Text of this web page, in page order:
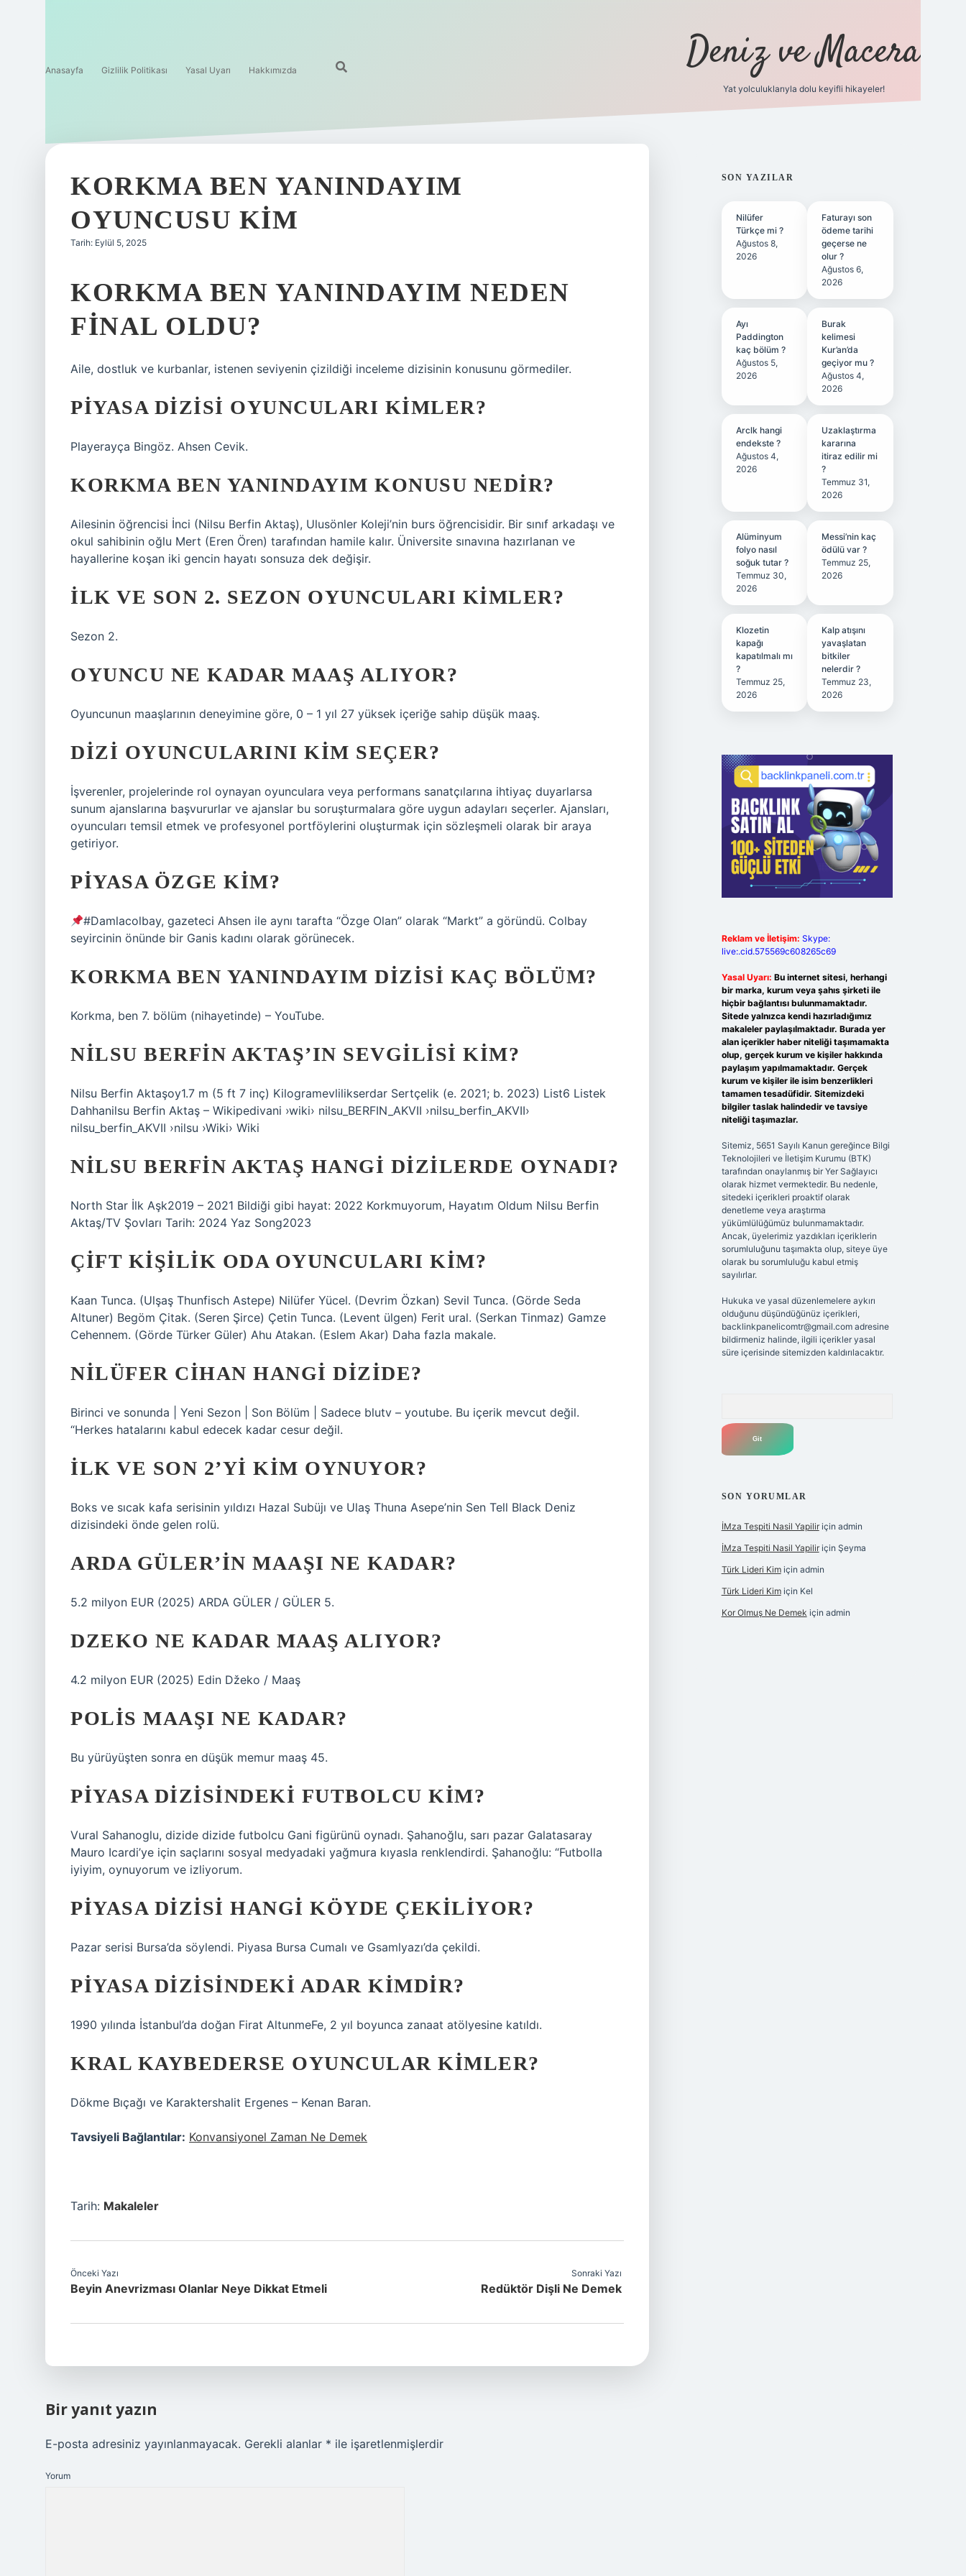
Anasayfa Gizlilik Politikası Yasal Uyarı Hakkımızda Deniz ve Macera
Yat yolculuklarıyla dolu keyifli hikayeler!
KORKMA BEN YANINDAYIM
OYUNCUSU KIM
Tarih: Eylül 5, 2025
KORKMA BEN YANINDAYIM NEDEN
FINAL OLDU?
Aile, dostluk ve kurbanlar, istenen seviyenin çizildiği inceleme dizisinin konusunu görmediler.
PIYASA DIZISI OYUNCULARI KIMLER?
Playerayça Bingöz. Ahsen Cevik.
KORKMA BEN YANINDAYIM KONUSU NEDIR?
Ailesinin öğrencisi İnci (Nilsu Berfin Aktaş), Ulusönler Koleji’nin burs öğrencisidir. Bir sınıf arkadaşı ve
okul sahibinin oğlu Mert (Eren Ören) tarafından hamile kalır. Üniversite sınavına hazırlanan ve
hayallerine koşan iki gencin hayatı sonsuza dek değişir.
İLK VE SON 2. SEZON OYUNCULARI KIMLER?
Sezon 2.
OYUNCU NE KADAR MAAŞ ALIYOR?
Oyuncunun maaşlarının deneyimine göre, 0 – 1 yıl 27 yüksek içeriğe sahip düşük maaş.
DIZI OYUNCULARINI KIM SEÇER?
İşverenler, projelerinde rol oynayan oyunculara veya performans sanatçılarına ihtiyaç duyarlarsa
sunum ajanslarına başvururlar ve ajanslar bu soruşturmalara göre uygun adayları seçerler. Ajansları,
oyuncuları temsil etmek ve profesyonel portföylerini oluşturmak için sözleşmeli olarak bir araya
getiriyor.
PIYASA ÖZGE KIM?
#Damlacolbay, gazeteci Ahsen ile aynı tarafta “Özge Olan” olarak “Markt” a göründü. Colbay
seyircinin önünde bir Ganis kadını olarak görünecek.
KORKMA BEN YANINDAYIM DIZISI KAÇ BÖLÜM?
Korkma, ben 7. bölüm (nihayetinde) – YouTube.
NILSU BERFIN AKTAŞ’IN SEVGILISI KIM?
Nilsu Berfin Aktaşoy1.7 m (5 ft 7 inç) Kilogramevlilikserdar Sertçelik (e. 2021; b. 2023) List6 Listek
Dahhanilsu Berfin Aktaş – Wikipedivani ›wiki› nilsu_BERFIN_AKVII ›nilsu_berfin_AKVII›
nilsu_berfin_AKVII ›nilsu ›Wiki› Wiki
NILSU BERFIN AKTAŞ HANGI DIZILERDE OYNADI?
North Star İlk Aşk2019 – 2021 Bildiği gibi hayat: 2022 Korkmuyorum, Hayatım Oldum Nilsu Berfin
Aktaş/TV Şovları Tarih: 2024 Yaz Song2023
ÇIFT KIŞILIK ODA OYUNCULARI KIM?
Kaan Tunca. (Ulşaş Thunfisch Astepe) Nilüfer Yücel. (Devrim Özkan) Sevil Tunca. (Görde Seda
Altuner) Begöm Çitak. (Seren Şirce) Çetin Tunca. (Levent ülgen) Ferit ural. (Serkan Tinmaz) Gamze
Cehennem. (Görde Türker Güler) Ahu Atakan. (Eslem Akar) Daha fazla makale.
NILÜFER CIHAN HANGI DIZIDE?
Birinci ve sonunda | Yeni Sezon | Son Bölüm | Sadece blutv – youtube. Bu içerik mevcut değil.
“Herkes hatalarını kabul edecek kadar cesur değil.
İLK VE SON 2’YI KIM OYNUYOR?
Boks ve sıcak kafa serisinin yıldızı Hazal Subüjı ve Ulaş Thuna Asepe’nin Sen Tell Black Deniz
dizisindeki önde gelen rolü.
ARDA GÜLER’IN MAAŞI NE KADAR?
5.2 milyon EUR (2025) ARDA GÜLER / GÜLER 5.
DZEKO NE KADAR MAAŞ ALIYOR?
4.2 milyon EUR (2025) Edin Džeko / Maaş
POLIS MAAŞI NE KADAR?
Bu yürüyüşten sonra en düşük memur maaş 45.
PIYASA DIZISINDEKI FUTBOLCU KIM?
Vural Sahanoglu, dizide dizide futbolcu Gani figürünü oynadı. Şahanoğlu, sarı pazar Galatasaray
Mauro Icardi’ye için saçlarını sosyal medyadaki yağmura kıyasla renklendirdi. Şahanoğlu: “Futbolla
iyiyim, oynuyorum ve izliyorum.
PIYASA DIZISI HANGI KÖYDE ÇEKILIYOR?
Pazar serisi Bursa’da söylendi. Piyasa Bursa Cumalı ve Gsamlyazı’da çekildi.
PIYASA DIZISINDEKI ADAR KIMDIR?
1990 yılında İstanbul’da doğan Firat AltunmeFe, 2 yıl boyunca zanaat atölyesine katıldı.
KRAL KAYBEDERSE OYUNCULAR KIMLER?
Dökme Bıçağı ve Karaktershalit Ergenes – Kenan Baran.
Tavsiyeli Bağlantılar: Konvansiyonel Zaman Ne Demek
Tarih: Makaleler
Önceki Yazı
Beyin Anevrizması Olanlar Neye Dikkat Etmeli
Sonraki Yazı
Redüktör Dişli Ne Demek
Bir yanıt yazın
E-posta adresiniz yayınlanmayacak. Gerekli alanlar * ile işaretlenmişlerdir
Yorum
SIDEBAR
SON YAZILAR
Nilüfer
Türkçe mi ?
Ağustos 8,
2026
Faturayı son
ödeme tarihi
geçerse ne
olur ?
Ağustos 6,
2026
Ayı
Paddington
kaç bölüm ?
Ağustos 5,
2026
Burak
kelimesi
Kur’an’da
geçiyor mu ?
Ağustos 4,
2026
Arclk hangi
endekste ?
Ağustos 4,
2026
Uzaklaştırma
kararına
itiraz edilir mi
?
Temmuz 31,
2026
Alüminyum
folyo nasıl
soğuk tutar ?
Temmuz 30,
2026
Messi’nin kaç
ödülü var ?
Temmuz 25,
2026
Klozetin
kapağı
kapatılmalı mı
?
Temmuz 25,
2026
Kalp atışını
yavaşlatan
bitkiler
nelerdir ?
Temmuz 23,
2026
Reklam ve İletişim: Skype:
live:.cid.575569c608265c69
Yasal Uyarı: Bu internet sitesi, herhangi
bir marka, kurum veya şahıs şirketi ile
hiçbir bağlantısı bulunmamaktadır.
Sitede yalnızca kendi hazırladığımız
makaleler paylaşılmaktadır. Burada yer
alan içerikler haber niteliği taşımamakta
olup, gerçek kurum ve kişiler hakkında
paylaşım yapılmamaktadır. Gerçek
kurum ve kişiler ile isim benzerlikleri
tamamen tesadüfidir. Sitemizdeki
bilgiler taslak halindedir ve tavsiye
niteliği taşımazlar.
Sitemiz, 5651 Sayılı Kanun gereğince Bilgi
Teknolojileri ve İletişim Kurumu (BTK)
tarafından onaylanmış bir Yer Sağlayıcı
olarak hizmet vermektedir. Bu nedenle,
sitedeki içerikleri proaktif olarak
denetleme veya araştırma
yükümlülüğümüz bulunmamaktadır.
Ancak, üyelerimiz yazdıkları içeriklerin
sorumluluğunu taşımakta olup, siteye üye
olarak bu sorumluluğu kabul etmiş
sayılırlar.
Hukuka ve yasal düzenlemelere aykırı
olduğunu düşündüğünüz içerikleri,
backlinkpanelicomtr@gmail.comadresine
bildirmeniz halinde, ilgili içerikler yasal
süre içerisinde sitemizden kaldırılacaktır.
SON YORUMLAR
İMza Tespiti Nasil Yapiliriçin admin
İMza Tespiti Nasil Yapiliriçin Şeyma
Türk Lideri Kimiçin admin
Türk Lideri Kimiçin Kel
Kor Olmuş Ne Demek için admin